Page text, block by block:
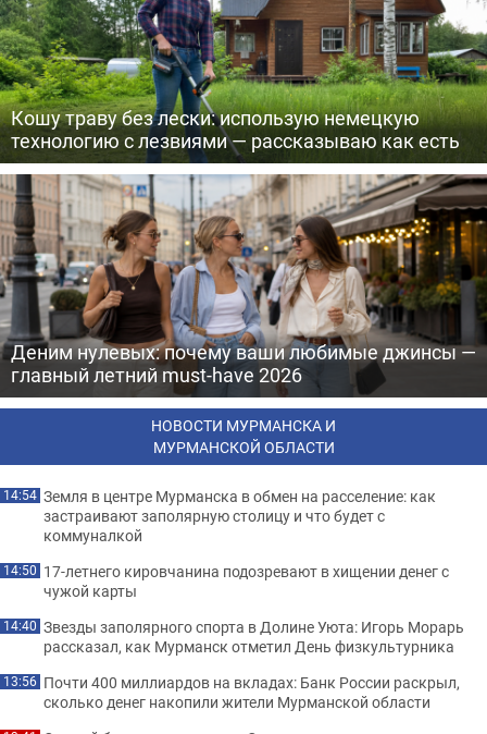
Кошу траву без лески: использую немецкую
технологию с лезвиями — рассказываю как есть
Деним нулевых: почему ваши любимые джинсы —
главный летний must-have 2026
НОВОСТИ МУРМАНСКА И
МУРМАНСКОЙ ОБЛАСТИ
14:54 Земля в центре Мурманска в обмен на расселение: как
застраивают заполярную столицу и что будет с
коммуналкой
14:50 17-летнего кировчанина подозревают в хищении денег с
чужой карты
14:40 Звезды заполярного спорта в Долине Уюта: Игорь Морарь
рассказал, как Мурманск отметил День физкультурника
13:56 Почти 400 миллиардов на вкладах: Банк России раскрыл,
сколько денег накопили жители Мурманской области